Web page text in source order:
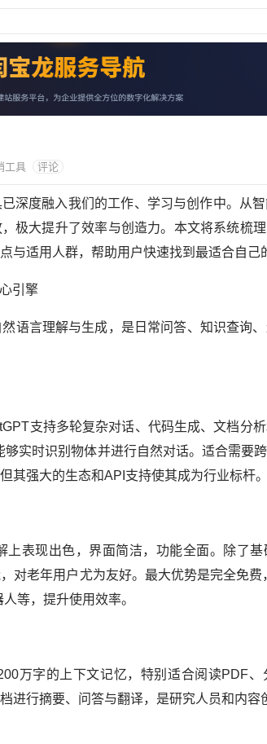
工具 评论
深度融入我们的工作、学习与创作中。从
极大提升了效率与创造力。本文将系统梳
与适用人群，帮助用户快速找到最适合自己
引擎
语言理解与生成，是日常问答、知识查询
支持多轮复杂对话、代码生成、文档分
实时识别物体并进行自然对话。适合需要
其强大的生态和API支持使其成为行业标杆。
表现出色，界面简洁，功能全面。除了基
对老年用户尤为友好。最大优势是完全免费
等，提升使用效率。
万字的上下文记忆，特别适合阅读PDF、
进行摘要、问答与翻译，是研究人员和内容